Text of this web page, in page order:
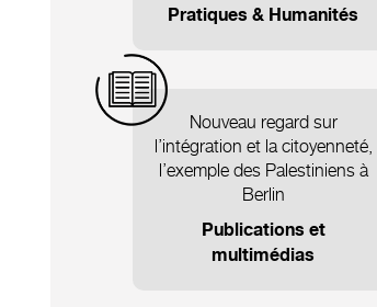
Pratiques & Humanités
Nouveau regard sur
l’intégration et la citoyenneté,
l’exemple des Palestiniens à
Berlin
Publications et
multimédias